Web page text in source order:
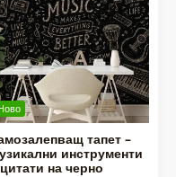
тапет –
инструменти
на черно